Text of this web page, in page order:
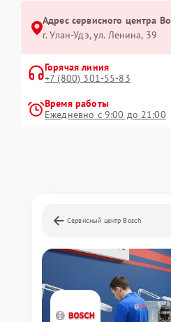
Адрес сервисного центра
г. Улан-Удэ, ул. Ленина, 39
Горячая линия
+7 (800) 301-55-83
Время работы
Ежедневно с 9:00 до 21:00
Сервисный центр Bosch